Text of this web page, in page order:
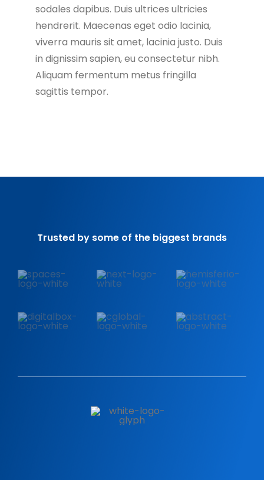
sodales dapibus. Duis ultrices ultricies
hendrerit. Maecenas eget odio lacinia,
viverra mauris sit amet, lacinia justo. Duis
in dignissim sapien, eu consectetur nibh.
Aliquam fermentum metus fringilla
sagittis tempor.
Trusted by some of the biggest brands